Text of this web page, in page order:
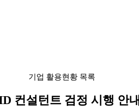
기업 활용현황 목록
컨설턴트 검정 시행 안내